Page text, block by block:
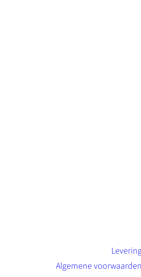
Algemene voorwaarden